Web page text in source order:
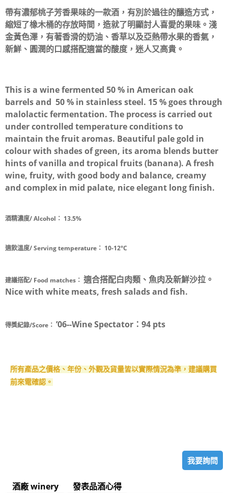
帶有濃郁桃子芳香果味的一款酒，有別於過往的釀造方式，
縮短了橡木桶的存放時間，造就了明顯討人喜愛的果味。淺
金黃色澤，有著香滑的奶油、香草以及亞熱帶水果的香氣，
新鮮、圓潤的口感搭配適當的酸度，迷人又高貴。
This is a wine fermented 50 % in American oak
barrels and 50 % in stainless steel. 15 % goes through
malolactic fermentation. The process is carried out
under controlled temperature conditions to
maintain the fruit aromas. Beautiful pale gold in
colour with shades of green, its aroma blends butter
hints of vanilla and tropical fruits (banana). A fresh
wine, fruity, with good body and balance, creamy
and complex in mid palate, nice elegant long finish.
酒精濃度/ Alcohol： 13.5%
適飲溫度/ Serving temperature： 10-12°C
建議搭配/ Food matches： 適合搭配白肉類、魚肉及新鮮沙拉。
Nice with white meats, fresh salads and fish.
得獎紀錄/Score： ’06--Wine Spectator：94 pts
所有產品之價格、年份、外觀及貨量皆以實際情況為準，建議購買
前來電確認。
我要詢問
酒廠 winery 發表品酒心得